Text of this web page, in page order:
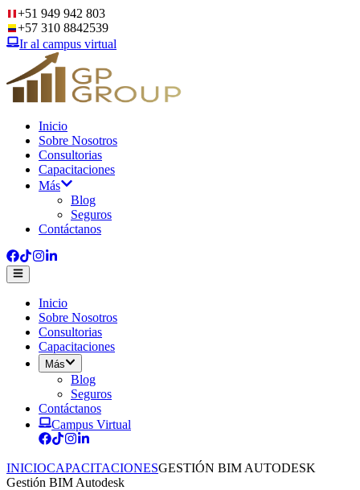
+51 949 942 803
+57 310 8842539
Ir al campus virtual
Inicio
Sobre Nosotros
Consultorias
Capacitaciones
Más
Blog
Seguros
Contáctanos
Inicio
Sobre Nosotros
Consultorias
Capacitaciones
Más
Blog
Seguros
Contáctanos
Campus Virtual
INICIOCAPACITACIONESGESTIÓN BIM AUTODESK
Gestión BIM Autodesk